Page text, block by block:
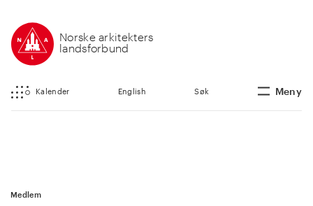
Norske arkitekters
landsforbund
Kalender English Søk Meny
Medlem